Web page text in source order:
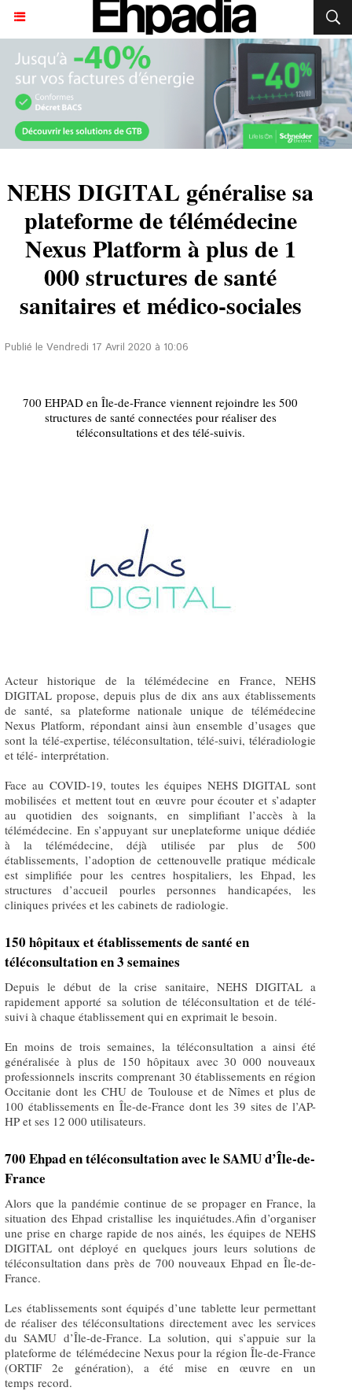
NEHS DIGITAL généralise sa
plateforme de télémédecine
Nexus Platform à plus de 1
000 structures de santé
sanitaires et médico-sociales
Publié le Vendredi 17 Avril 2020 à 10:06
700 EHPAD en Île-de-France viennent rejoindre les 500
structures de santé connectées pour réaliser des
téléconsultations et des télé-suivis.
Acteur historique de la télémédecine en France, NEHS
DIGITAL propose, depuis plus de dix ans aux établissements
de santé, sa plateforme nationale unique de télémédecine
Nexus Platform, répondant ainsi àun ensemble d’usages que
sont la télé-expertise, téléconsultation, télé-suivi, téléradiologie
et télé- interprétation.
Face au COVID-19, toutes les équipes NEHS DIGITAL sont
mobilisées et mettent tout en œuvre pour écouter et s’adapter
au quotidien des soignants, en simplifiant l’accès à la
télémédecine. En s’appuyant sur uneplateforme unique dédiée
à la télémédecine, déjà utilisée par plus de 500
établissements, l’adoption de cettenouvelle pratique médicale
est simplifiée pour les centres hospitaliers, les Ehpad, les
structures d’accueil pourles personnes handicapées, les
cliniques privées et les cabinets de radiologie.
150 hôpitaux et établissements de santé en
téléconsultation en 3 semaines
Depuis le début de la crise sanitaire, NEHS DIGITAL a
rapidement apporté sa solution de téléconsultation et de télé-
suivi à chaque établissement qui en exprimait le besoin.
En moins de trois semaines, la téléconsultation a ainsi été
généralisée à plus de 150 hôpitaux avec 30 000 nouveaux
professionnels inscrits comprenant 30 établissements en région
Occitanie dont les CHU de Toulouse et de Nîmes et plus de
100 établissements en Île-de-France dont les 39 sites de l’AP-
HP et ses 12 000 utilisateurs.
700 Ehpad en téléconsultation avec le SAMU d’Île-de-
France
Alors que la pandémie continue de se propager en France, la
situation des Ehpad cristallise les inquiétudes.Afin d’organiser
une prise en charge rapide de nos ainés, les équipes de NEHS
DIGITAL ont déployé en quelques jours leurs solutions de
téléconsultation dans près de 700 nouveaux Ehpad en Île-de-
France.
Les établissements sont équipés d’une tablette leur permettant
de réaliser des téléconsultations directement avec les services
du SAMU d’Île-de-France. La solution, qui s’appuie sur la
plateforme de télémédecine Nexus pour la région Île-de-France
(ORTIF 2e génération), a été mise en œuvre en un
temps record.